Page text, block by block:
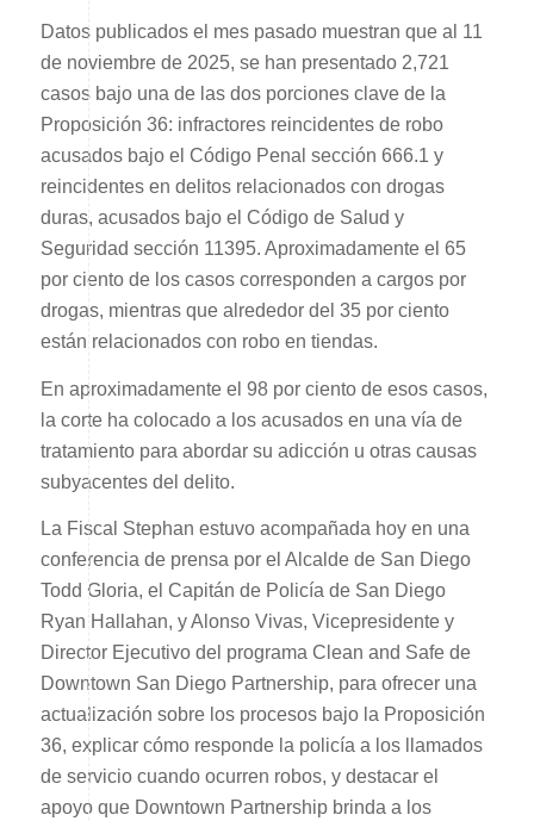
Datos publicados el mes pasado muestran que al 11
de noviembre de 2025, se han presentado 2,721
casos bajo una de las dos porciones clave de la
Proposición 36: infractores reincidentes de robo
acusados bajo el Código Penal sección 666.1 y
reincidentes en delitos relacionados con drogas
duras, acusados bajo el Código de Salud y
Seguridad sección 11395. Aproximadamente el 65
por ciento de los casos corresponden a cargos por
drogas, mientras que alrededor del 35 por ciento
están relacionados con robo en tiendas.
En aproximadamente el 98 por ciento de esos casos,
la corte ha colocado a los acusados en una vía de
tratamiento para abordar su adicción u otras causas
subyacentes del delito.
La Fiscal Stephan estuvo acompañada hoy en una
conferencia de prensa por el Alcalde de San Diego
Todd Gloria, el Capitán de Policía de San Diego
Ryan Hallahan, y Alonso Vivas, Vicepresidente y
Director Ejecutivo del programa Clean and Safe de
Downtown San Diego Partnership, para ofrecer una
actualización sobre los procesos bajo la Proposición
36, explicar cómo responde la policía a los llamados
de servicio cuando ocurren robos, y destacar el
apoyo que Downtown Partnership brinda a los